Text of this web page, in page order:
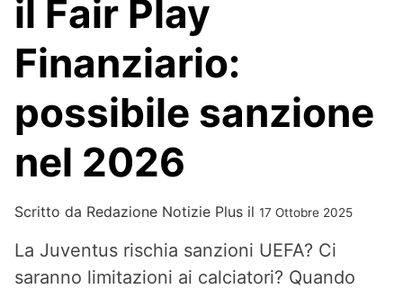
il Fair Play
Finanziario:
possibile sanzione
nel 2026
Scritto da Redazione Notizie Plus il 17 Ottobre 2025
La Juventus rischia sanzioni UEFA? Ci
saranno limitazioni ai calciatori? Quando